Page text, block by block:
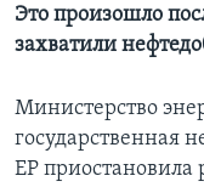
Языки
Это произошло
захватили
Министерство
государственная
EP приостановила